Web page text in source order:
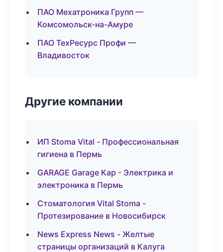
ПАО Мехатроника Групп —
Комсомольск-на-Амуре
ПАО ТехРесурс Профи —
Владивосток
Другие компании
ИП Stoma Vital - Профессиональная
гигиена в Пермь
GARAGE Garage Кар - Электрика и
электроника в Пермь
Стоматология Vital Stoma -
Протезирование в Новосибирск
News Express News - Желтые
страницы организаций в Калуга